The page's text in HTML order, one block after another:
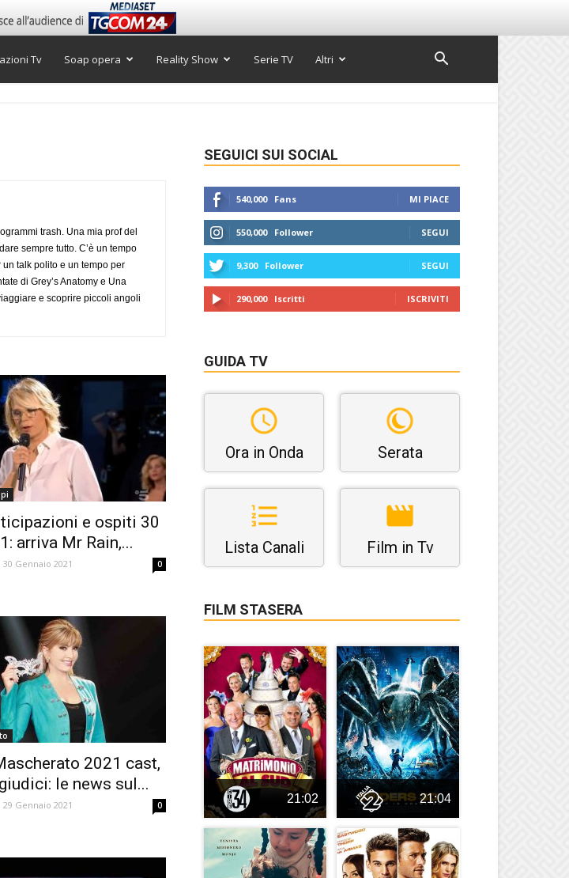
Tv Soap opera Reality Show Serie TV Altri
trash. Una mia prof del
sempre tutto. C’è un tempo
talk polito e un tempo per
di Grey’s Anatomy e Una
e scoprire piccoli angoli
e ospiti 30
arriva Mr Rain,...
30 Gennaio 2021 0
2021 cast,
le news sul...
29 Gennaio 2021 0
SEGUICI SUI SOCIAL
540,000 Fans MI PIACE
550,000 Follower SEGUI
9,300 Follower SEGUI
290,000 Iscritti ISCRIVITI
GUIDA TV
Ora in Onda Serata
Lista Canali Film in Tv
FILM STASERA
21:02 21:04